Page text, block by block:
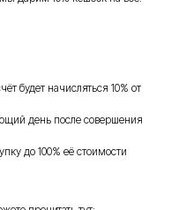
будет начисляться 10% от
день после совершения
до 100% её стоимости